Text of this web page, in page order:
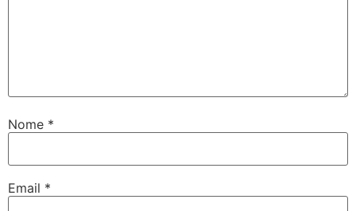
Nome *
Email *